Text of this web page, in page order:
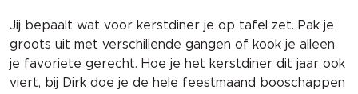
Jij bepaalt wat voor kerstdiner je op tafel zet. Pak je
groots uit met verschillende gangen of kook je alleen
je favoriete gerecht. Hoe je het kerstdiner dit jaar ook
viert, bij Dirk doe je de hele feestmaand booschappen